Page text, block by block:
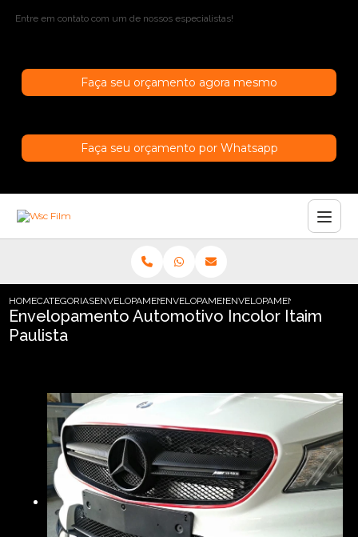
Entre em contato com um de nossos especialistas!
Faça seu orçamento agora mesmo
Faça seu orçamento por Whatsapp
HOMECATEGORIASENVELOPAMENTO AUTOMOTIVO
ENVELOPAMENTO AUTOMOTIVO
ENVELOPAMENTO
Envelopamento Automotivo Incolor Itaim
Paulista